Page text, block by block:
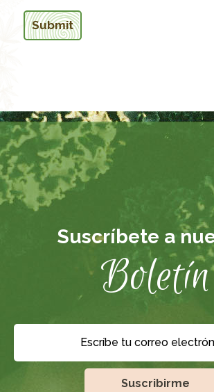
Suscríbete a
Boletín